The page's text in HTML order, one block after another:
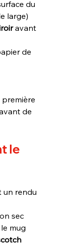
du
large)
avant
de
première
de
le
un rendu
sec
mug